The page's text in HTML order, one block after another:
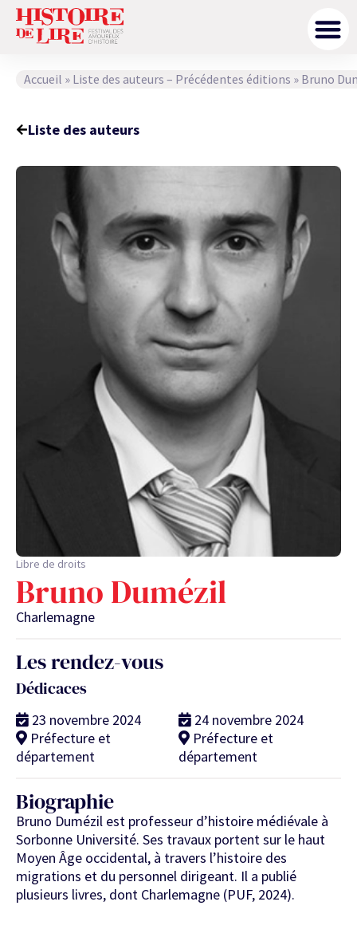
Accueil » Liste des auteurs – Précédentes éditions » Bruno
Liste des auteurs
Libre de droits
Bruno Dumézil
Charlemagne
Les rendez-vous
Dédicaces
23 novembre 2024
Préfecture et
département
24 novembre 2024
Préfecture et
département
Biographie
Bruno Dumézil est professeur d’histoire médiévale à
Sorbonne Université. Ses travaux portent sur le haut
Moyen Âge occidental, à travers l’histoire des
migrations et du personnel dirigeant. Il a publié
plusieurs livres, dont Charlemagne (PUF, 2024).